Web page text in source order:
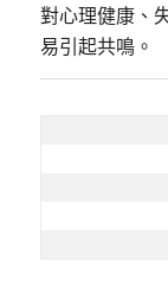
對心理健康、
易引起共鳴。